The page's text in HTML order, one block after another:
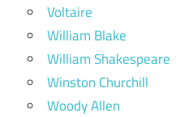
Voltaire
William Blake
William Shakespeare
Winston Churchill
Woody Allen